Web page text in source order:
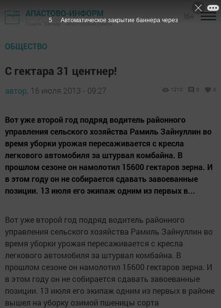
АПАСТОВО-ИНФОРМ
Газета "Звезда" - Апастовский район
ОБЩЕСТВО
С гектара 31 центнер!
автор, 16 июля 2013 - 09:27 1210 0 0
Вот уже второй год подряд водитель районного
управления сельского хозяйства Рамиль Зайнуллин во
время уборки урожая пересаживается с кресла
легкового автомобиля за штурвал комбайна. В
прошлом сезоне он намолотил 15600 гектаров зерна. И
в этом году он не собирается сдавать завоеванные
позиции. 13 июля его экипаж одним из первых в...
Вот уже второй год подряд водитель районного
управления сельского хозяйства Рамиль Зайнуллин во
время уборки урожая пересаживается с кресла
легкового автомобиля за штурвал комбайна. В
прошлом сезоне он намолотил 15600 гектаров зерна. И
в этом году он не собирается сдавать завоеванные
позиции. 13 июля его экипаж одним из первых в районе
вышел на уборку озимой пшеницы сорта
4 Автоматическое закрытие баннера через